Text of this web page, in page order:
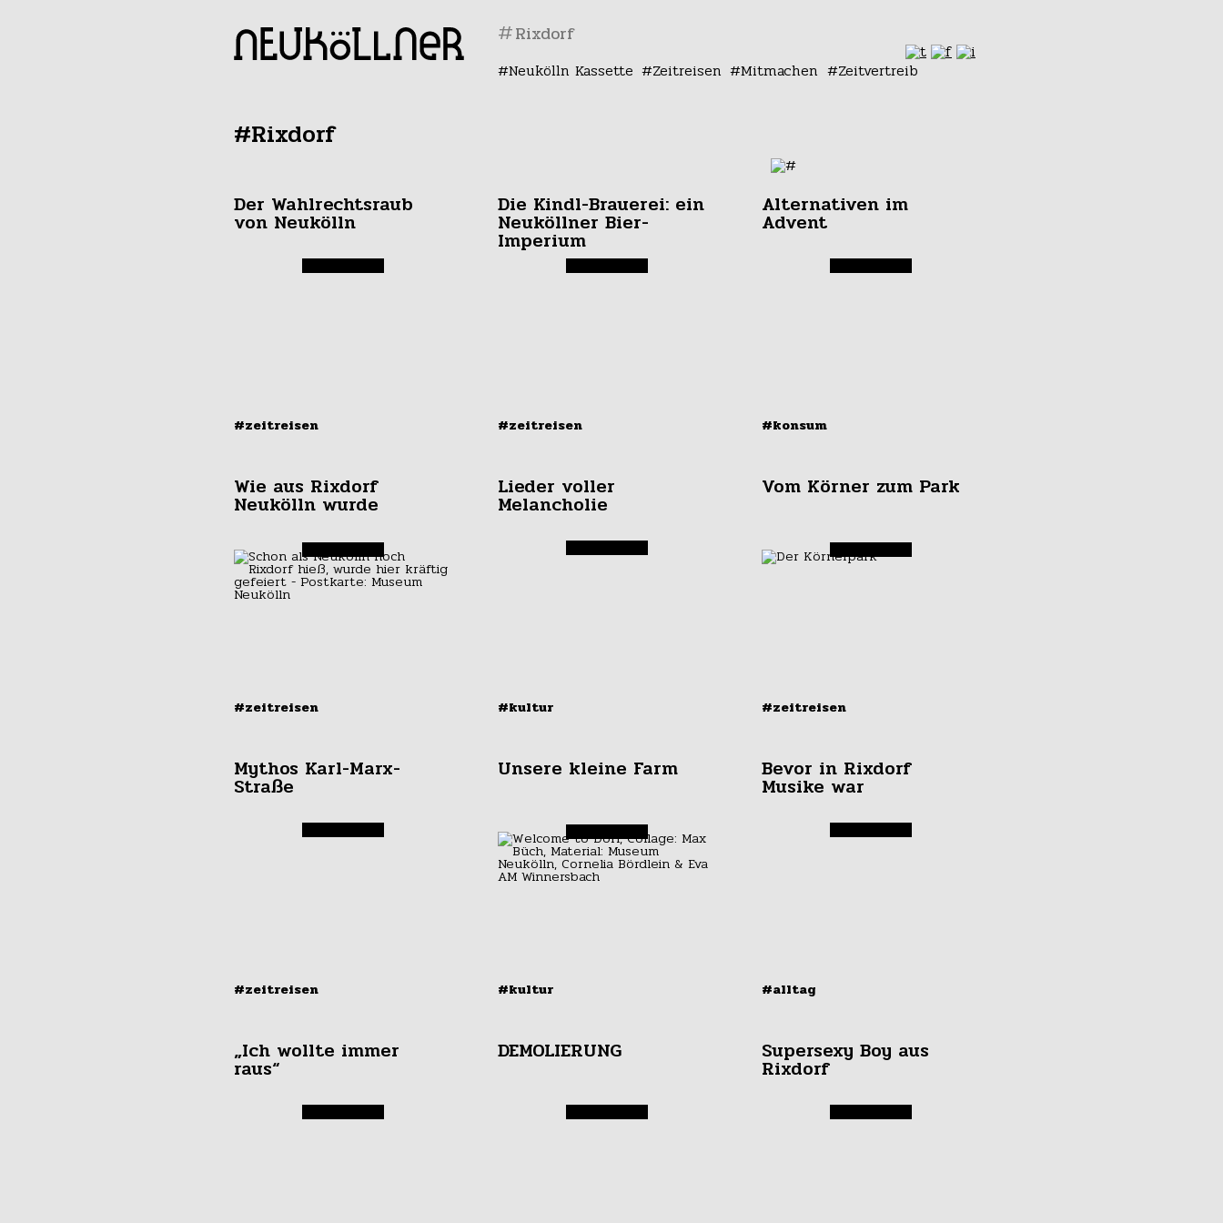
#
Neukölln Kassette Zeitreisen Mitmachen Zeitvertreib
#Rixdorf
Der Wahlrechtsraub
von Neukölln
#zeitreisen
Die Kindl-Brauerei: ein
Neuköllner Bier-
Imperium
#zeitreisen
Alternativen im
Advent
#konsum
Wie aus Rixdorf
Neukölln wurde
#zeitreisen
Lieder voller
Melancholie
#kultur
Vom Körner zum Park
#zeitreisen
Mythos Karl-Marx-
Straße
#zeitreisen
Unsere kleine Farm
#kultur
Bevor in Rixdorf
Musike war
#alltag
„Ich wollte immer
raus“
DEMOLIERUNG Supersexy Boy aus
Rixdorf